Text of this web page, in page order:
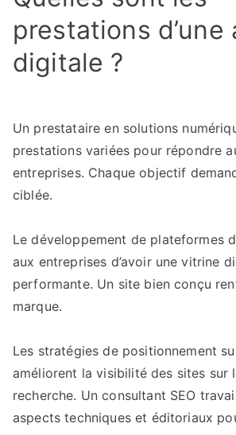
prestations d’une
digitale ?
Un prestataire en solutions
prestations variées pour répondre
entreprises. Chaque objectif
ciblée.
Le développement de plateformes
aux entreprises d’avoir une vitrine
performante. Un site bien conçu
marque.
Les stratégies de positionnement
améliorent la visibilité des sites sur
recherche. Un consultant SEO
aspects techniques et éditoriaux